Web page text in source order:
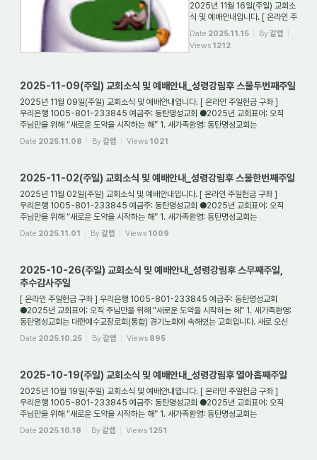
2025년 11월 16일(주일) 교회소
식 및 예배안내입니다. [ 온라인 주
일헌금 구좌 ] 우리은행 1005-8
01-233845 예금주: 동탄명성
교회 ●2025년 교회표어: 오직
성교회는 대한예수교장로회(통합)
...
Date 2025.11.15 By갈렙
Views 1212
2025-11-09(주일) 교회소식 및 예배안내_성령강림후 스물두번째주일
2025년 11월 09일(주일) 교회소식 및 예배안내입니다. [ 온라인 주일헌금 구좌 ]
우리은행 1005-801-233845 예금주: 동탄명성교회 ●2025년 교회표어: 오직
주님만을 위해 “새로운 도약을 시작하는 해” 1. 새가족환영: 동탄명성교회는
대한예수교장로회(통합) ...
Date 2025.11.08 By갈렙 Views 1021
2025-11-02(주일) 교회소식 및 예배안내_성령강림후 스물한번째주일
2025년 11월 02일(주일) 교회소식 및 예배안내입니다. [ 온라인 주일헌금 구좌 ]
우리은행 1005-801-233845 예금주: 동탄명성교회 ●2025년 교회표어: 오직
주님만을 위해 “새로운 도약을 시작하는 해” 1. 새가족환영: 동탄명성교회는
대한예수교장로회(통합) ...
Date 2025.11.01 By갈렙 Views 1009
2025-10-26(주일) 교회소식 및 예배안내_성령강림후 스무째주일,
추수감사주일
[ 온라인 주일헌금 구좌 ] 우리은행 1005-801-233845 예금주: 동탄명성교회
●2025년 교회표어: 오직 주님만을 위해 “새로운 도약을 시작하는 해” 1. 새가족환영:
동탄명성교회는 대한예수교장로회(통합) 경기노회에 속해있는 교회입니다. 새로 오신
Date 2025.10.25 By갈렙 Views 895
2025-10-19(주일) 교회소식 및 예배안내_성령강림후 열아홉째주일
2025년 10월 19일(주일) 교회소식 및 예배안내입니다. [ 온라인 주일헌금 구좌 ]
우리은행 1005-801-233845 예금주: 동탄명성교회 ●2025년 교회표어: 오직
주님만을 위해 “새로운 도약을 시작하는 해” 1. 새가족환영: 동탄명성교회는
대한예수교장로회(통합) ...
Date 2025.10.18 By갈렙 Views 1251